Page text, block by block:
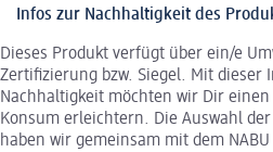
Infos zur Nachhaltigkeit des
Dieses Produkt verfügt über ein/e
Zertifizierung bzw. Siegel. Mit dieser
Nachhaltigkeit möchten wir Dir
Konsum erleichtern. Die Auswahl
haben wir gemeinsam mit dem